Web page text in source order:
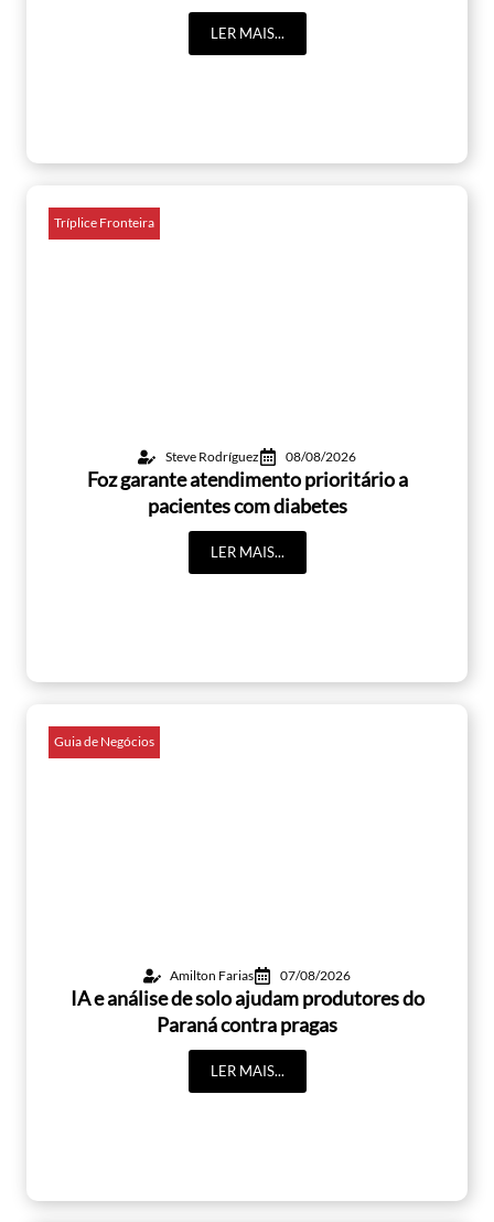
LER MAIS...
Tríplice Fronteira
Steve Rodríguez 08/08/2026
Foz garante atendimento prioritário a
pacientes com diabetes
LER MAIS...
Guia de Negócios
Amilton Farias 07/08/2026
IA e análise de solo ajudam produtores do
Paraná contra pragas
LER MAIS...